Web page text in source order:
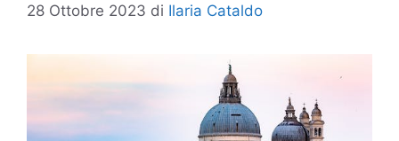
28 Ottobre 2023 di Ilaria Cataldo